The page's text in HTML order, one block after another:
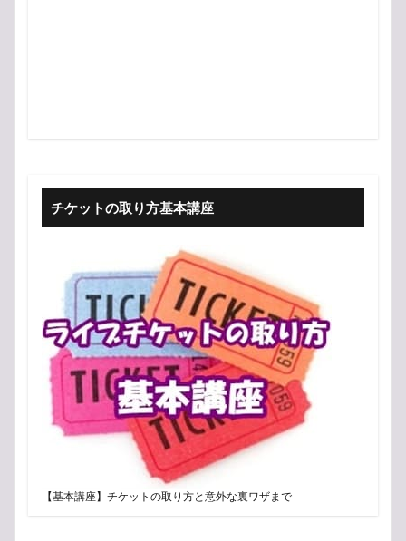
チケットの取り方基本講座
【基本講座】チケットの取り方と意外な裏ワザまで